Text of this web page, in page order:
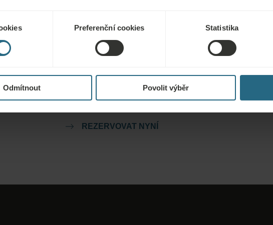
Preferenční cookies Statistika
Odmítnout Povolit výběr
hotelů
se našeho
Rezervace
slevy, výhody nebo chcete jen dostávat aktuální informace o
REZERVOVAT NYNÍ